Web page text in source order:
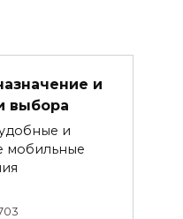
и
выбора
и
мобильные